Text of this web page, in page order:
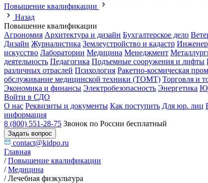
Повышение квалификации
Назад
Повышение квалификации
Агрономия Архитектура и дизайн Бухгалтерское дело
Дизайн Журналистика Землеустройство и кадастр
искусство Лаборатории Медицина Менеджмент
деятельность Педагогика Подъемные сооружения и лифты
различных отраслей Психология Ракетно-космическая
обслуживание медицинской техники (ТОМТ) Торговля и
Экономика и финансы Электробезопасность Энергетика
Войти в СДО
О нас Реквизиты и документы Как поступить Для юр. лиц
информация
8 (800) 551-28-75 Звонок по России бесплатный
Задать вопрос
contact@kidpo.ru
Главная
/ Повышение квалификации
/ Медицина
/ Лечебная физкультура